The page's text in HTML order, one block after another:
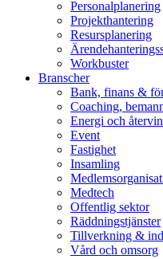
Personalplanering
Projekthantering
Resursplanering
Workbuster
Branscher
Bank, finans &
Coaching,
Energi och
Event
Fastighet
Insamling
Medtech
Offentlig sektor
Räddningstjänster
Tillverkning &
Vård och omsorg